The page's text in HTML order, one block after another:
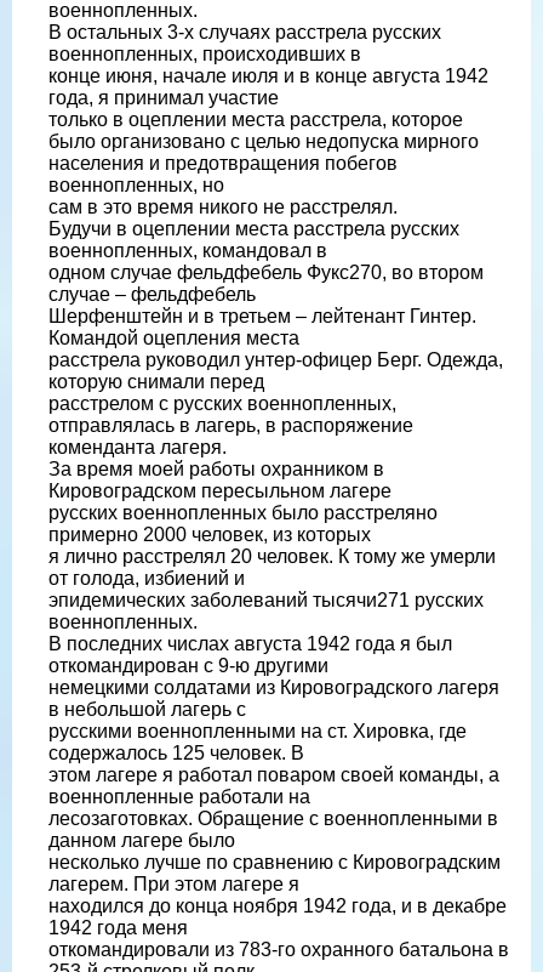
военнопленных.
В остальных 3-х случаях расстрела русских
военнопленных, происходивших в
конце июня, начале июля и в конце августа 1942
года, я принимал участие
только в оцеплении места расстрела, которое
было организовано с целью недопуска мирного
населения и предотвращения побегов
военнопленных, но
сам в это время никого не расстрелял.
Будучи в оцеплении места расстрела русских
военнопленных, командовал в
одном случае фельдфебель Фукс270, во втором
случае – фельдфебель
Шерфенштейн и в третьем – лейтенант Гинтер.
Командой оцепления места
расстрела руководил унтер-офицер Берг. Одежда,
которую снимали перед
расстрелом с русских военнопленных,
отправлялась в лагерь, в распоряжение
коменданта лагеря.
За время моей работы охранником в
Кировоградском пересыльном лагере
русских военнопленных было расстреляно
примерно 2000 человек, из которых
я лично расстрелял 20 человек. К тому же умерли
от голода, избиений и
эпидемических заболеваний тысячи271 русских
военнопленных.
В последних числах августа 1942 года я был
откомандирован с 9-ю другими
немецкими солдатами из Кировоградского лагеря
в небольшой лагерь с
русскими военнопленными на ст. Хировка, где
содержалось 125 человек. В
этом лагере я работал поваром своей команды, а
военнопленные работали на
лесозаготовках. Обращение с военнопленными в
данном лагере было
несколько лучше по сравнению с Кировоградским
лагерем. При этом лагере я
находился до конца ноября 1942 года, и в декабре
1942 года меня
откомандировали из 783-го охранного батальона в